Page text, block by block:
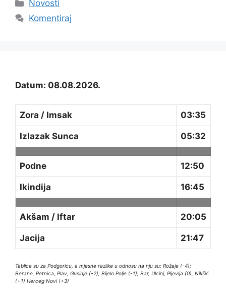
Novosti
Komentiraj
Datum: 08.08.2026.
Zora / Imsak 03:35
Izlazak Sunca 05:32
Podne 12:50
Ikindija 16:45
Akšam / Iftar 20:05
Jacija 21:47
Tablice su za Podgoricu, a mjesne razlike u odnosu na nju su: Rožaje (-4);
Berane, Petnica, Plav, Gusinje (-2); Bijelo Polje (-1), Bar, Ulcinj, Pljevlja (0), Nikšić
(+1) Herceg Novi (+3)